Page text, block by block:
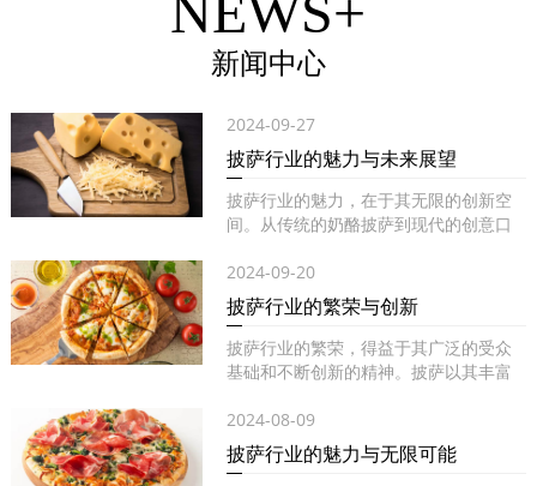
新闻中心
2024-09-27
披萨行业的魅力与未来展望
披萨行业的魅力，在于其无限的创新空
间。从传统的奶酪披萨到现代的创意口
2024-09-20
披萨行业的繁荣与创新
披萨行业的繁荣，得益于其广泛的受众
基础和不断创新的精神。披萨以其丰富
2024-08-09
披萨行业的魅力与无限可能